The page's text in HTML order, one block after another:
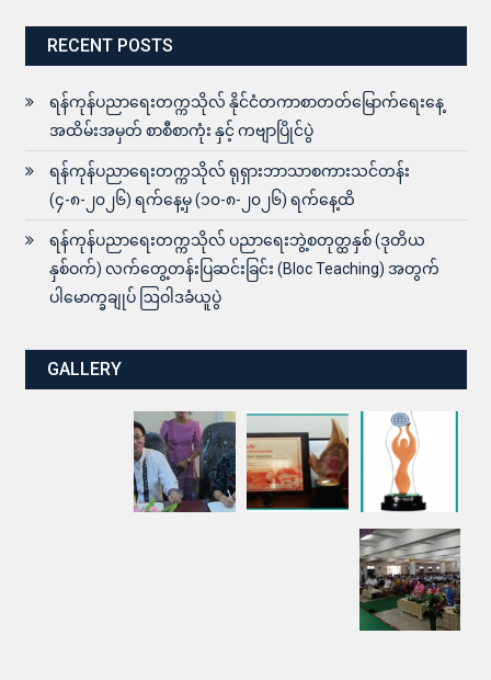
RECENT POSTS
ရန်ကုန်ပညာရေးတက္ကသိုလ် နိုင်ငံတကာစာတတ်မြောက်ရေးနေ့
အထိမ်းအမှတ် စာစီစာကုံး နှင့် ကဗျာပြိုင်ပွဲ
ရန်ကုန်ပညာရေးတက္ကသိုလ် ရုရှားဘာသာစကားသင်တန်း
(၄-၈-၂၀၂၆) ရက်နေ့မှ (၁၀-၈-၂၀၂၆) ရက်နေ့ထိ
ရန်ကုန်ပညာရေးတက္ကသိုလ် ပညာရေးဘွဲ့စတုတ္ထနှစ် (ဒုတိယ
နှစ်ဝက်) လက်တွေ့တန်းပြဆင်းခြင်း (Bloc Teaching) အတွက်
ပါမောက္ခချုပ် ဩဝါဒခံယူပွဲ
GALLERY